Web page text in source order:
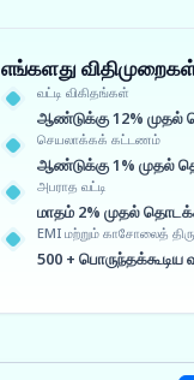
எங்களது
வட்டி விகிதங்கள்
ஆண்டுக்கு 12% முதல்
செயலாக்கக் கட்டணம்
ஆண்டுக்கு 1% முதல்
அபராத வட்டி
மாதம் 2% முதல்
EMI மற்றும் காசோலைத்
500 + பொருந்தக்கூடிய